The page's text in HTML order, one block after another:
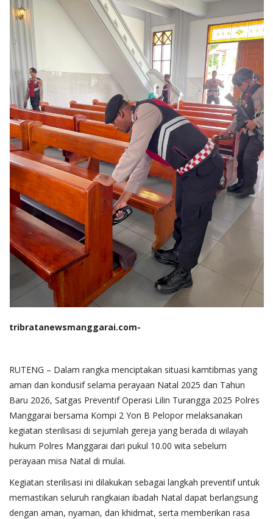
tribratanewsmanggarai.com-
RUTENG – Dalam rangka menciptakan situasi kamtibmas yang
aman dan kondusif selama perayaan Natal 2025 dan Tahun
Baru 2026, Satgas Preventif Operasi Lilin Turangga 2025 Polres
Manggarai bersama Kompi 2 Yon B Pelopor melaksanakan
kegiatan sterilisasi di sejumlah gereja yang berada di wilayah
hukum Polres Manggarai dari pukul 10.00 wita sebelum
perayaan misa Natal di mulai.
Kegiatan sterilisasi ini dilakukan sebagai langkah preventif untuk
memastikan seluruh rangkaian ibadah Natal dapat berlangsung
dengan aman, nyaman, dan khidmat, serta memberikan rasa